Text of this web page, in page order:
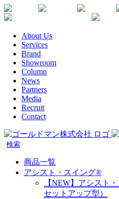
Skip
to
Youtube Instagram Facebook
楽
About Us
Services
Brand
Showroom
Column
News
Partners
Media
Recruit
Contact
商品一覧
アシスト・スイング®
【NEW】アシスト
セットアップ型）